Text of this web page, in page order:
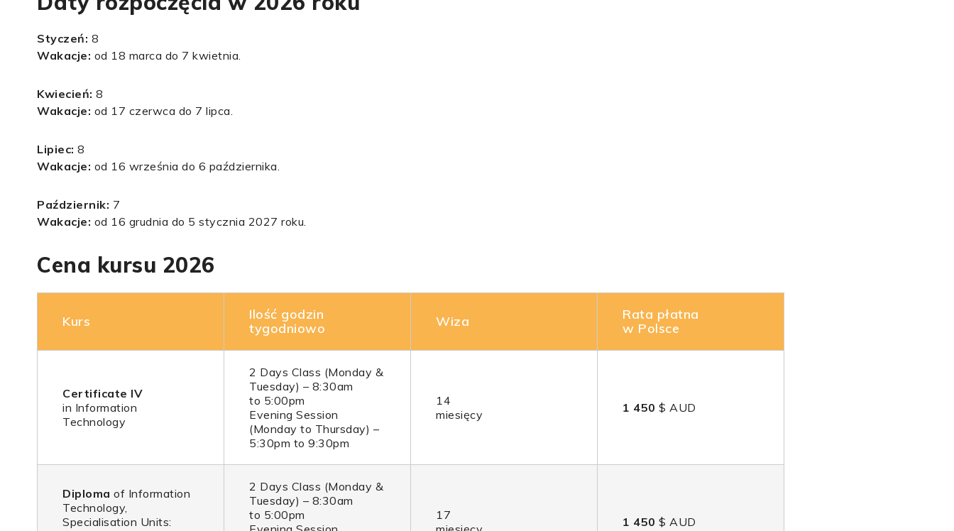
Styczeń: 8
Wakacje: od 18 marca do 7 kwietnia.
Kwiecień: 8
Wakacje: od 17 czerwca do 7 lipca.
Lipiec: 8
Wakacje: od 16 września do 6 października.
Październik: 7
Wakacje: od 16 grudnia do 5 stycznia 2027 roku.
Cena kursu 2026
Kurs
Ilość godzin
tygodniowo
Wiza
Rata płatna
w Polsce
Certificate IV
in Information
Technology
2 Days Class (Monday &
Tuesday) – 8:30am
to 5:00pm
Evening Session
(Monday to Thursday) –
5:30pm to 9:30pm
14
miesięcy
1 450 $ AUD
Diploma of Information
Technology,
Specialisation Units:
2 Days Class (Monday &
Tuesday) – 8:30am
to 5:00pm
17
1 450 $ AUD